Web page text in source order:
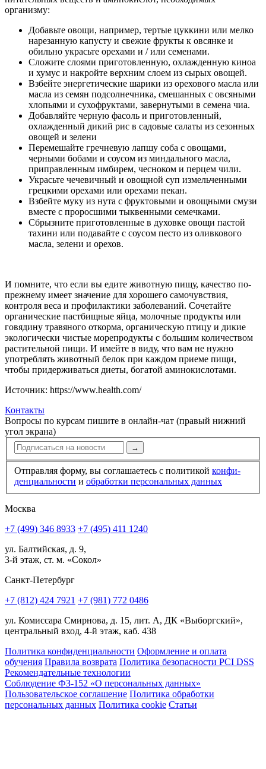
организму:
Добавьте овощи, например, тертые цуккини или мелко
нарезанную капусту и свежие фрукты к овсянке и
обильно украсьте орехами и / или семенами.
Сложите слоями приготовленную, охлажденную киноа
и хумус и накройте верхним слоем из сырых овощей.
Взбейте энергетические шарики из орехового масла или
масла из семян подсолнечника, смешанных с овсяными
хлопьями и сухофруктами, завернутыми в семена чиа.
Добавляйте черную фасоль и приготовленный,
охлажденный дикий рис в садовые салаты из сезонных
овощей и зелени
Перемешайте гречневую лапшу соба с овощами,
черными бобами и соусом из миндального масла,
приправленным имбирем, чесноком и перцем чили.
Украсьте чечевичный и овощной суп измельченными
грецкими орехами или орехами пекан.
Взбейте муку из нута с фруктовыми и овощными смузи
вместе с проросшими тыквенными семечками.
Сбрызните приготовленные в духовке овощи пастой
тахини или подавайте с соусом песто из оливкового
масла, зелени и орехов.
И помните, что если вы едите животную пищу, качество по-
прежнему имеет значение для хорошего самочувствия,
контроля веса и профилак­тики заболева­ний. Сочетайте
органические пастбищные яйца, молочные продукты или
говядину травяного откорма, органическую птицу и дикие
экологически чистые морепродукты с большим количеством
растительной пищи. И имейте в виду, что вам не нужно
употреблять животный белок при каждом приеме пищи,
чтобы придерживаться диеты, богатой аминокислотами.
Источник: https://www.health.com/
Контакты
Вопросы по курсам пишите в онлайн-чат (правый нижний
угол экрана)
→
Отправляя форму, вы соглашаетесь с политикой конфи­
ден­циальности и обработки персональных данных
Москва
+7 (499) 346 8933 +7 (495) 411 1240
ул. Балтийская, д. 9,
3-й этаж, ст. м. «Сокол»
Санкт-Петербург
+7 (812) 424 7921 +7 (981) 772 0486
ул. Комиссара Смирнова, д. 15, лит. А, ДК «Выборгский»,
центральный вход, 4-й этаж, каб. 438
Политика конфиденциальности Оформление и оплата
обучения Правила возврата Политика безопасности PCI DSS
Рекомендательные технологии
Соблюдение ФЗ-152 «О персональ­ных данных»
Пользовательское соглашение Политика обработки
персональных данных Политика cookie Статьи